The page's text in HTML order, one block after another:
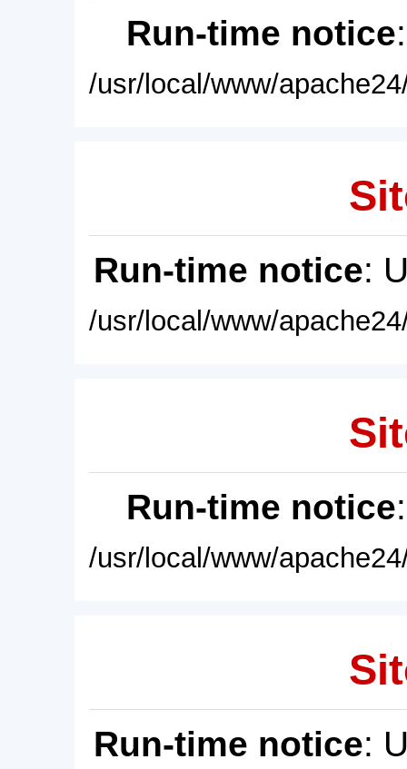
Run-time notice
/usr/local/www/
Run-time notice:
/usr/local/www/
Run-time notice
/usr/local/www/
Run-time notice: